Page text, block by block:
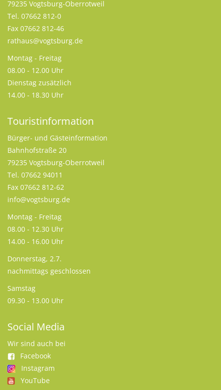
79235 Vogtsburg-Oberrotweil
Tel. 07662 812-0
Fax 07662 812-46
rathaus@vogtsburg.de
Montag - Freitag
08.00 - 12.00 Uhr
Dienstag zusätzlich
14.00 - 18.30 Uhr
Touristinformation
Bürger- und Gästeinformation
Bahnhofstraße 20
79235 Vogtsburg-Oberrotweil
Tel. 07662 94011
Fax 07662 812-62
info@vogtsburg.de
Montag - Freitag
08.00 - 12.30 Uhr
14.00 - 16.00 Uhr
Donnerstag, 2.7.
nachmittags geschlossen
Samstag
09.30 - 13.00 Uhr
Social Media
Wir sind auch bei
Facebook
Instagram
YouTube